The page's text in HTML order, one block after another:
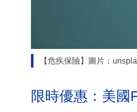
【危疾保險】圖片：
限時優惠：美國